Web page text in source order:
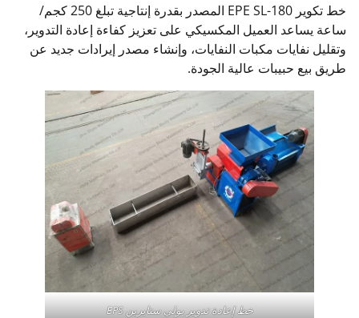
خط تكوير EPE SL-180 المصدر بقدرة إنتاجية تبلغ 250 كجم/
ساعة يساعد العميل المكسيكي على تعزيز كفاءة إعادة التدوير،
وتقليل نفايات مكبات النفايات، وإنشاء مصدر إيرادات جديد عن
طريق بيع حبيبات عالية الجودة.
خط إعادة تدوير بولي ستايرين EPS